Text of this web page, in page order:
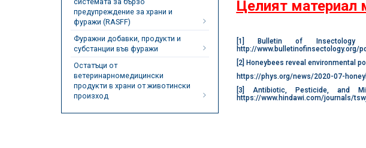
предупреждение за храни и
фуражи (RASFF)
Фуражни добавки, продукти и
субстанции във фуражи
Остатъци от
ветеринарномедицински
продукти в храни от животински
произход
Целият материал
[1]
Bulletin of Insectology
http://www.bulletinofinsectology.org/
[2] Honeybees reveal environmental
https://phys.org/news/2020-07-
[3]
Antibiotic, Pesticide, and
https://www.hindawi.com/journals/